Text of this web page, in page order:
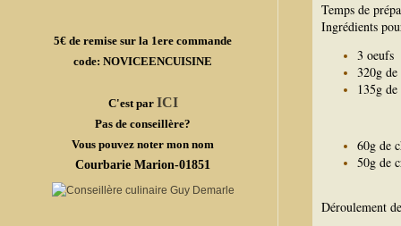
5€ de remise sur la 1ere commande
code: NOVICEENCUISINE
C'est par ICI
Pas de conseillère?
Vous pouvez noter mon nom
Courbarie Marion-01851
Temps de
Ingrédients
3 oeufs
320g
135g
60g de
50g de
Déroulement